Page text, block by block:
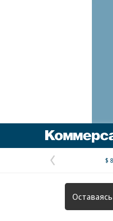
Предыдущая
страница
$